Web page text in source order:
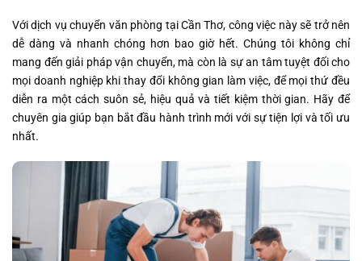
Với dịch vụ chuyển văn phòng tại Cần Thơ, công việc này sẽ trở nên
dễ dàng và nhanh chóng hơn bao giờ hết. Chúng tôi không chỉ
mang đến giải pháp vận chuyển, mà còn là sự an tâm tuyệt đối cho
mọi doanh nghiệp khi thay đổi không gian làm việc, để mọi thứ đều
diễn ra một cách suôn sẻ, hiệu quả và tiết kiệm thời gian. Hãy để
chuyên gia giúp bạn bắt đầu hành trình mới với sự tiện lợi và tối ưu
nhất.